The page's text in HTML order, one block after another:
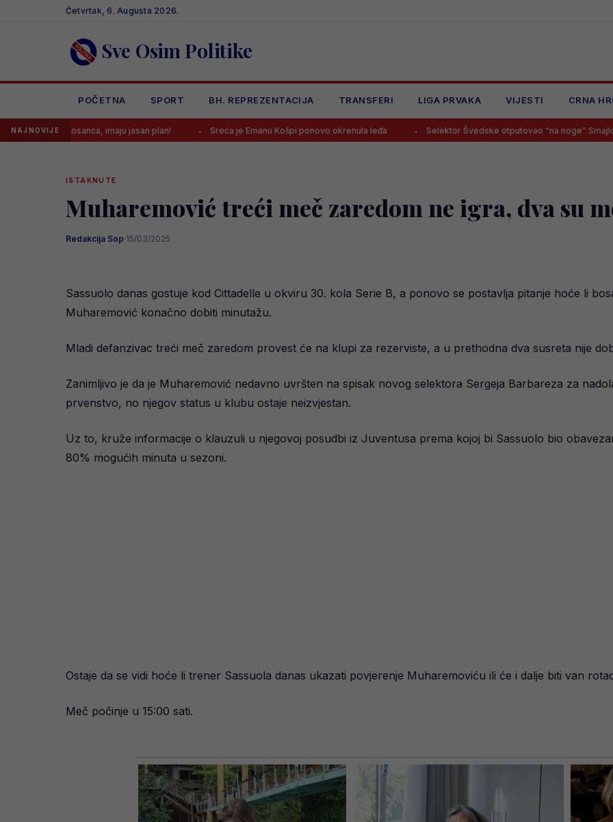
Četvrtak, 6. Augusta 2026.
Sve Osim Politike
POČETNA SPORT BH. REPREZENTACIJA TRANSFERI LIGA PRVAKA VIJESTI CRNA
NAJNOVIJE
Bosanca, imaju jasan plan! Sreća je Emanu Košpi ponovo okrenula leđa Selektor Švedske otputovao “na noge” Smajloviću,
ISTAKNUTE
Muharemović treći meč zaredom ne igra, dva su
Redakcija Sop·15/03/2025
Sassuolo danas gostuje kod Cittadelle u okviru 30. kola Serie B, a ponovo se postavlja pitanje hoće li
Muharemović konačno dobiti minutažu.
Mladi defanzivac treći meč zaredom provest će na klupi za rezerviste, a u prethodna dva susreta nije
Zanimljivo je da je Muharemović nedavno uvršten na spisak novog selektora Sergeja Barbareza za
prvenstvo, no njegov status u klubu ostaje neizvjestan.
Uz to, kruže informacije o klauzuli u njegovoj posudbi iz Juventusa prema kojoj bi Sassuolo bio
80% mogućih minuta u sezoni.
Ostaje da se vidi hoće li trener Sassuola danas ukazati povjerenje Muharemoviću ili će i dalje biti van
Meč počinje u 15:00 sati.